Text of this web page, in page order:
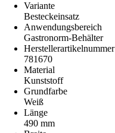
Variante
Besteckeinsatz
Anwendungsbereich
Gastronorm-Behälter
Herstellerartikelnummer
781670
Material
Kunststoff
Grundfarbe
Weiß
Länge
490 mm